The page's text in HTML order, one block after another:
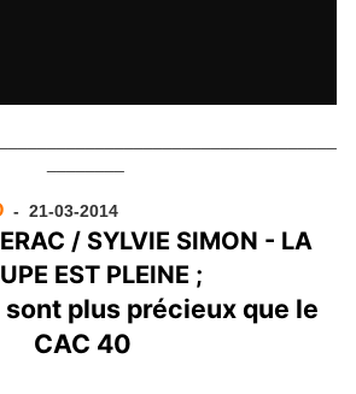
- 21-03-2014
/ SYLVIE SIMON - LA
EST PLEINE ;
plus précieux que le
CAC 40